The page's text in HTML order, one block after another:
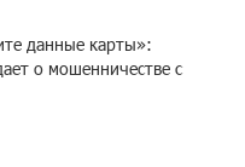
данные карты»:
о мошенничестве с